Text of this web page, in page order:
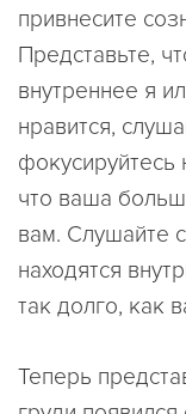
привнесите
Представьте,
внутреннее я
нравится,
фокусируйтесь
что ваша
вам. Слушайте
находятся
так долго, как
Теперь